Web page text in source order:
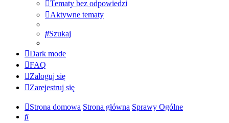
Tematy bez odpowiedzi
Aktywne tematy
Szukaj
Dark mode
FAQ
Zaloguj się
Zarejestruj się
Strona domowa Strona główna Sprawy Ogólne
Szukaj